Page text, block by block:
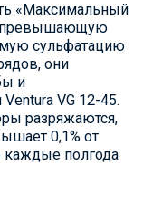
«Максимальный
превышающую
сульфатацию
они
и
VG 12-45.
разряжаются,
0,1% от
каждые полгода